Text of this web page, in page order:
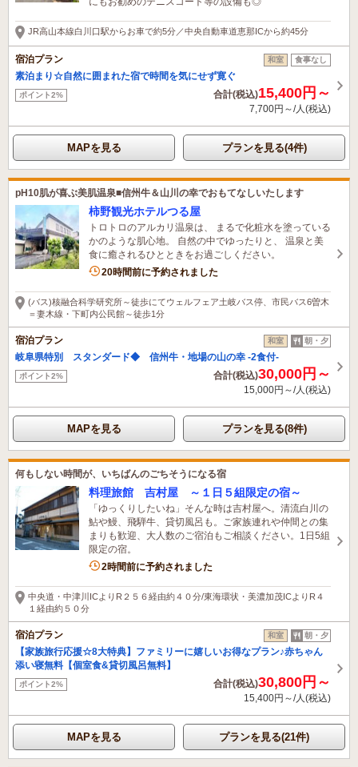
JR高山本線白川口駅からお車で約5分／中央自動車道恵那ICから約45分
宿泊プラン 和室 食事なし
素泊まり☆自然に囲まれた宿で時間を気にせず寛ぐ
ポイント2% 合計(税込)15,400円～
7,700円～/人(税込)
MAPを見る プランを見る(4件)
pH10肌が喜ぶ美肌温泉■信州牛＆山川の幸でおもてなしいたします
柿野観光ホテルつる屋
トロトロのアルカリ温泉は、 まるで化粧水を塗っている
かのような肌心地。 自然の中でゆったりと、 温泉と美
食に癒されるひとときをお過ごしください。
20時間前に予約されました
(バス)核融合科学研究所～徒歩にてウェルフェア土岐バス停、市民バス6曽木
＝妻木線・下町内公民館～徒歩1分
宿泊プラン 和室 朝・夕
岐阜県特別 スタンダード◆ 信州牛・地場の山の幸 -2食付-
ポイント2% 合計(税込)30,000円～
15,000円～/人(税込)
MAPを見る プランを見る(8件)
何もしない時間が、いちばんのごちそうになる宿
料理旅館 吉村屋 ～１日５組限定の宿～
「ゆっくりしたいね」そんな時は吉村屋へ。清流白川の
鮎や鰻、飛騨牛、貸切風呂も。ご家族連れや仲間との集
まりも歓迎、大人数のご宿泊もご相談ください。1日5組
限定の宿。
2時間前に予約されました
中央道・中津川ICよりR２５６経由約４０分/東海環状・美濃加茂ICよりR４
１経由約５０分
宿泊プラン 和室 朝・夕
【家族旅行応援☆8大特典】ファミリーに嬉しいお得なプラン♪赤ちゃん
添い寝無料【個室食&貸切風呂無料】
ポイント2% 合計(税込)30,800円～
15,400円～/人(税込)
MAPを見る プランを見る(21件)